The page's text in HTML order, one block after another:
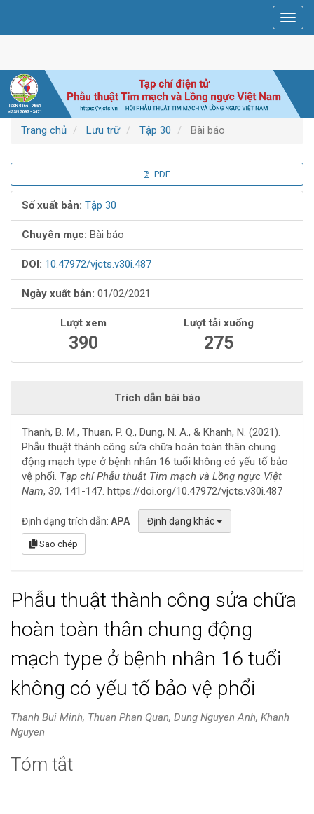
chính
chính
Thanh
bên
Trang chủ Lưu trữ Tập 30 Bài báo
bên
bài
viết
PDF
Số xuất bản: Tập 30
Chuyên mục: Bài báo
DOI: 10.47972/vjcts.v30i.487
Ngày xuất bản: 01/02/2021
Lượt xem
390
Lượt tải xuống
275
Trích dẫn bài báo
Thanh, B. M., Thuan, P. Q., Dung, N. A., & Khanh, N. (2021).
Phẫu thuật thành công sửa chữa hoàn toàn thân chung
động mạch type ở bệnh nhân 16 tuổi không có yếu tố bảo
vệ phổi. Tạp chí Phẫu thuật Tim mạch và Lồng ngực Việt
Nam, 30, 141-147. https://doi.org/10.47972/vjcts.v30i.487
Định dạng trích dẫn: APA Định dạng khác
Sao chép
Phẫu thuật thành công sửa chữa
hoàn toàn thân chung động
mạch type ở bệnh nhân 16 tuổi
không có yếu tố bảo vệ phổi
Thanh Bui Minh, Thuan Phan Quan, Dung Nguyen Anh, Khanh
Nguyen
Nội
Tóm tắt